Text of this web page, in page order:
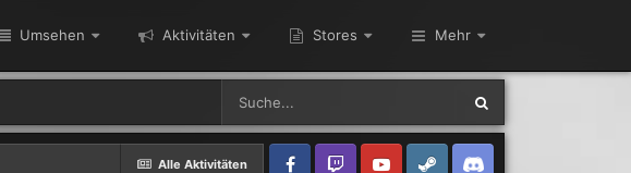
Umsehen Aktivitäten Stores Mehr
Alle Aktivitäten